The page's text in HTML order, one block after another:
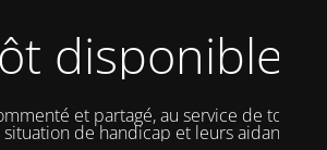
disponible
et partagé, au service de toutes
de handicap et leurs aidants.